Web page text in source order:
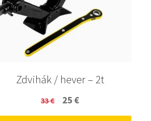
Zdvihák / hever – 2t
33€
Original
price
25 €
price